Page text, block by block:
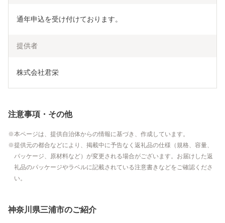
通年申込を受け付けております。
提供者
株式会社君栄
注意事項・その他
本ページは、提供自治体からの情報に基づき、作成しています。
提供元の都合などにより、掲載中に予告なく返礼品の仕様（規格、容量、
パッケージ、原材料など）が変更される場合がございます。お届けした返
礼品のパッケージやラベルに記載されている注意書きなどをご確認くださ
い。
神奈川県三浦市のご紹介